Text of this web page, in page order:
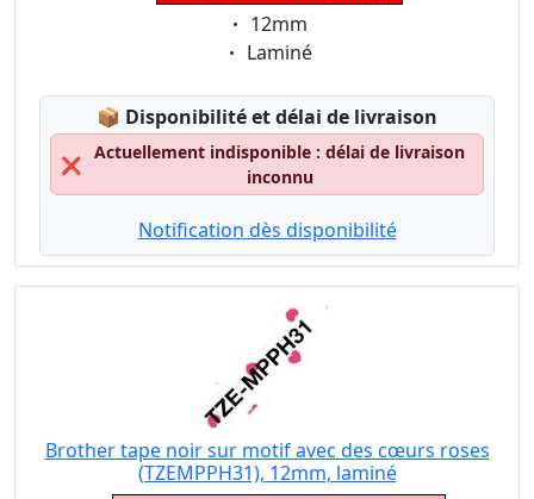
Eigenschaft:
12mm
Eigenschaft:
Laminé
📦 Lagerstatus:
Disponibilité et délai de livraison
❌
Actuellement indisponible : délai de livraison
inconnu
Notification dès disponibilité
Brother tape noir sur motif avec des cœurs roses
(TZEMPPH31), 12mm, laminé